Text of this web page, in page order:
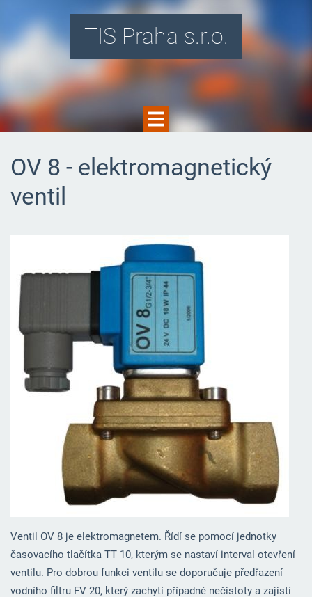
TIS Praha s.r.o.
OV 8 - elektromagnetický
ventil
Ventil OV 8 je elektromagnetem. Řídí se pomocí jednotky
časovacího tlačítka TT 10, kterým se nastaví interval otevření
ventilu. Pro dobrou funkci ventilu se doporučuje předřazení
vodního filtru FV 20, který zachytí případné nečistoty a zajistí